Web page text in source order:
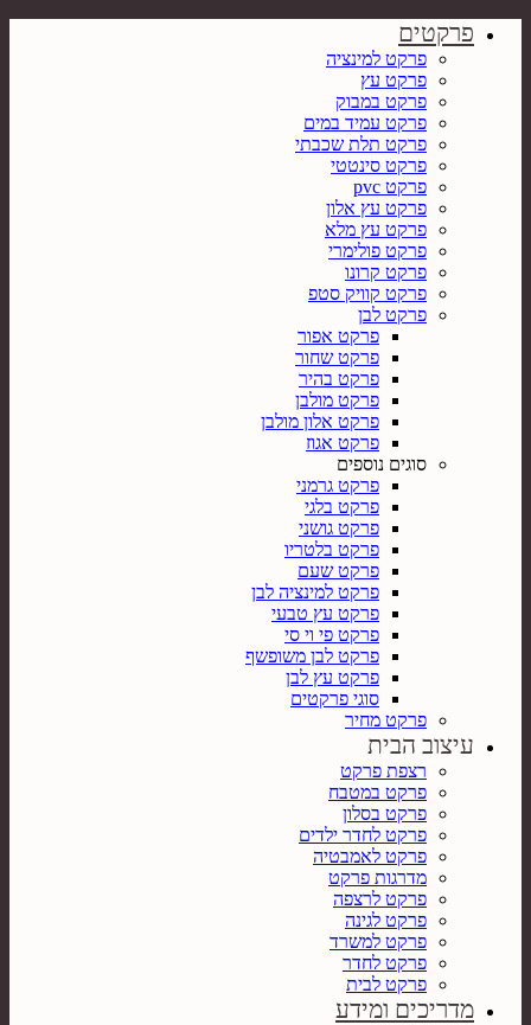
פרקטים
פרקט למינציה
פרקט עץ
פרקט במבוק
פרקט עמיד במים
פרקט תלת שכבתי
פרקט סינטטי
פרקט pvc
פרקט עץ אלון
פרקט עץ מלא
פרקט פולימרי
פרקט קרונו
פרקט קוויק סטפ
פרקט לבן
פרקט אפור
פרקט שחור
פרקט בהיר
פרקט מולבן
פרקט אלון מולבן
פרקט אגוז
סוגים נוספים
פרקט גרמני
פרקט בלגי
פרקט גושני
פרקט בלטריו
פרקט שעם
פרקט למינציה לבן
פרקט עץ טבעי
פרקט פי וי סי
פרקט לבן משופשף
פרקט עץ לבן
סוגי פרקטים
פרקט מחיר
עיצוב הבית
רצפת פרקט
פרקט במטבח
פרקט בסלון
פרקט לחדר ילדים
פרקט לאמבטיה
מדרגות פרקט
פרקט לרצפה
פרקט לגינה
פרקט למשרד
פרקט לחדר
פרקט לבית
מדריכים ומידע